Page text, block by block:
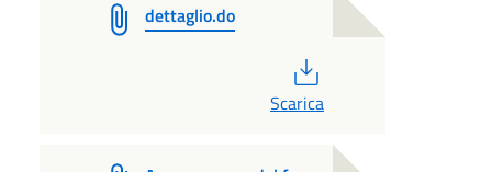
dettaglio.do
Scarica